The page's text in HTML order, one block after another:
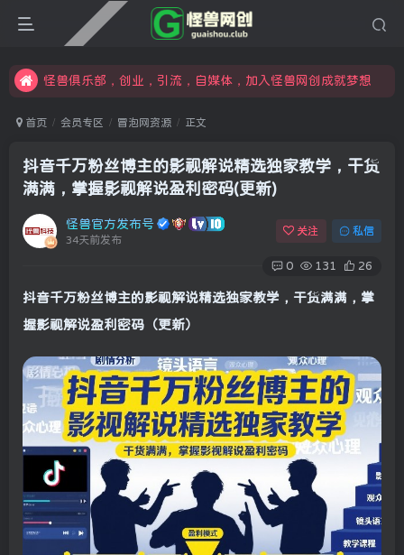
限时开通会员更享折扣，超高返佣
怪兽俱乐部，创业，引流，自媒体，加入怪兽网创成就梦想
首页 会员专区 冒泡网资源 正文
抖音千万粉丝博主的影视解说精选独家教学，干货
满满，掌握影视解说盈利密码(更新)
怪兽官方发布号
34天前发布
关注 私信
0 131 26
抖音千万粉丝博主的影视解说精选独家教学，干货满满，掌
握影视解说盈利密码（更新）